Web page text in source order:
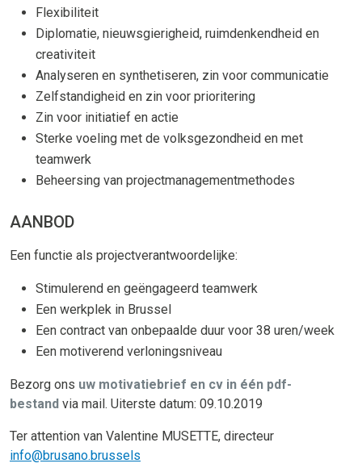
Flexibiliteit
Diplomatie, nieuwsgierigheid, ruimdenkendheid en
creativiteit
Analyseren en synthetiseren, zin voor communicatie
Zelfstandigheid en zin voor prioritering
Zin voor initiatief en actie
Sterke voeling met de volksgezondheid en met
teamwerk
Beheersing van projectmanagementmethodes
AANBOD
Een functie als projectverantwoordelijke:
Stimulerend en geëngageerd teamwerk
Een werkplek in Brussel
Een contract van onbepaalde duur voor 38 uren/week
Een motiverend verloningsniveau
Bezorg ons uw motivatiebrief en cv in één pdf-
bestand via mail. Uiterste datum: 09.10.2019
Ter attention van Valentine MUSETTE, directeur
info@brusano.brussels